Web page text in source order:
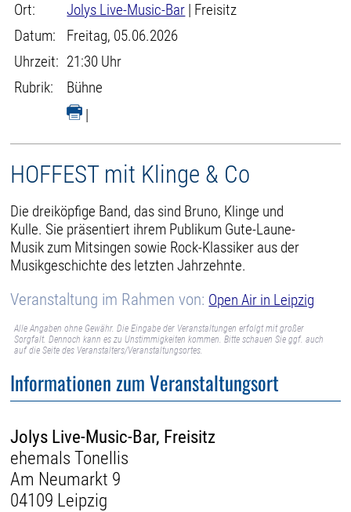
Ort: Jolys Live-Music-Bar | Freisitz
Datum:
Freitag, 05.06.2026
Uhrzeit: 21:30 Uhr
Rubrik:
Bühne
|
HOFFEST mit Klinge & Co
Die dreiköpfige Band, das sind Bruno, Klinge und
Kulle. Sie präsentiert ihrem Publikum Gute-Laune-
Musik zum Mitsingen sowie Rock-Klassiker aus der
Musikgeschichte des letzten Jahrzehnte.
Veranstaltung im Rahmen von: Open Air in Leipzig
Alle Angaben ohne Gewähr. Die Eingabe der Veranstaltungen erfolgt mit großer
Sorgfalt. Dennoch kann es zu Unstimmigkeiten kommen. Bitte schauen Sie ggf. auch
auf die Seite des Veranstalters/Veranstaltungsortes.
Informationen zum Veranstaltungsort
Jolys Live-Music-Bar, Freisitz
ehemals Tonellis
Am Neumarkt 9
04109 Leipzig